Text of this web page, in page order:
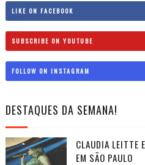
LIKE ON FACEBOOK
SUBSCRIBE ON YOUTUBE
FOLLOW ON INSTAGRAM
DESTAQUES DA SEMANA!
CLAUDIA LEITTE
EM SÃO PAULO